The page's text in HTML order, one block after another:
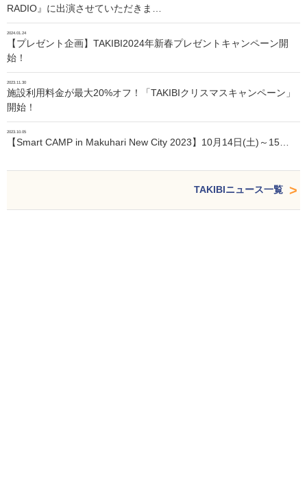
RADIO』に出演させていただきま…
2024.01.24
【プレゼント企画】TAKIBI2024年新春プレゼントキャンペーン開
始！
2023.11.30
施設利用料金が最大20%オフ！「TAKIBIクリスマスキャンペーン」
開始！
2023.10.05
【Smart CAMP in Makuhari New City 2023】10月14日(土)～15…
TAKIBIニュース一覧